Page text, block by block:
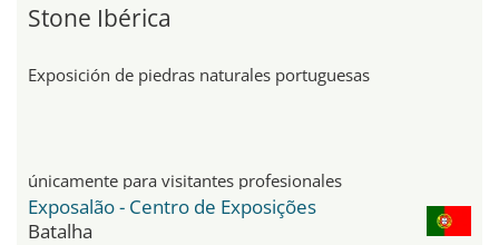
Stone Ibérica
Exposición de piedras naturales portuguesas
únicamente para visitantes profesionales
Exposalão - Centro de Exposições
Batalha